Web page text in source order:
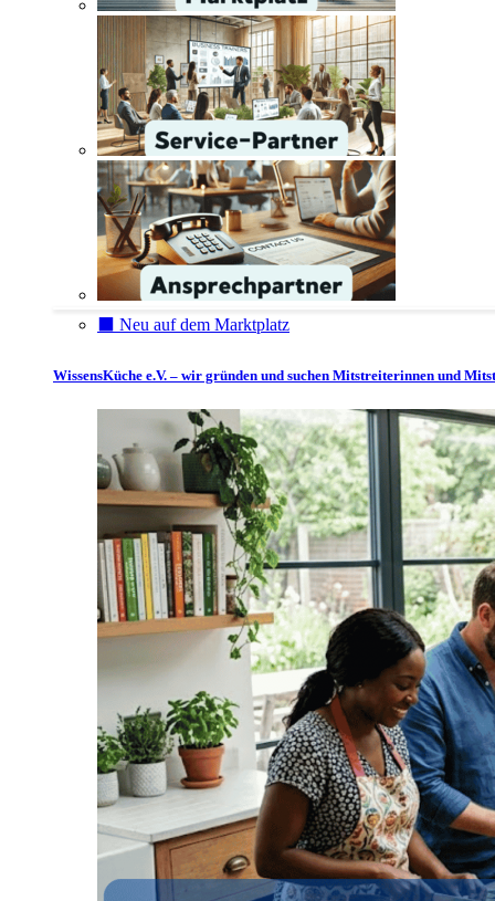
⬛️ Neu auf dem Marktplatz
WissensKüche e.V. – wir gründen und suchen Mitstreiterinnen und